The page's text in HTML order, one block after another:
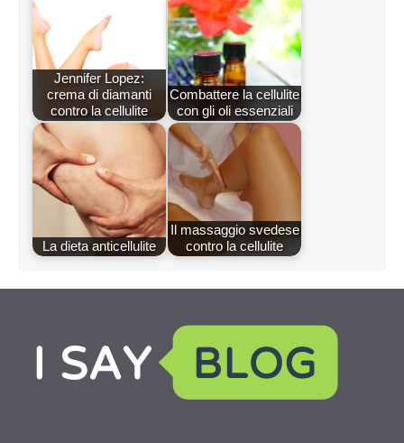
Jennifer Lopez:
crema di diamanti
contro la cellulite
Combattere la cellulite
con gli oli essenziali
La dieta anticellulite
Il massaggio svedese
contro la cellulite